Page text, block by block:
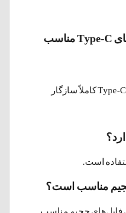
آیا این مبدل برای گوشی‌های Type-C مناسب
بله، با دستگاه‌های دارای پورت Type-C کاملاً سازگار
است.
حجیم مناسب است؟